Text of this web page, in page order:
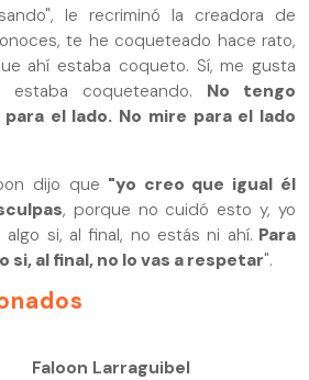
le recriminó la creadora de
te he coqueteado hace rato,
ahí estaba coqueto. Sí, me gusta
coqueteando. No tengo
el lado. No mire para el lado
dijo que "yo creo que igual él
, porque no cuidó esto y, yo
si, al final, no estás ni ahí. Para
si, al final, no lo vas a respetar".
Faloon Larraguibel